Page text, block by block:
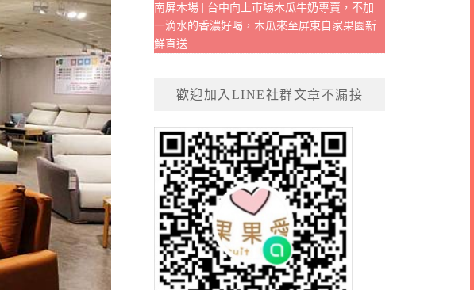
南屏木場 | 台中向上市場木瓜牛奶專賣，不加
一滴水的香濃好喝，木瓜來至屏東自家果園新
鮮直送
歡迎加入LINE社群文章不漏接